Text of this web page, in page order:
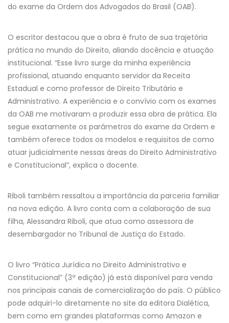
do exame da Ordem dos Advogados do Brasil (OAB).
O escritor destacou que a obra é fruto de sua trajetória
prática no mundo do Direito, aliando docência e atuação
institucional. “Esse livro surge da minha experiência
profissional, atuando enquanto servidor da Receita
Estadual e como professor de Direito Tributário e
Administrativo. A experiência e o convívio com os exames
da OAB me motivaram a produzir essa obra de prática. Ela
segue exatamente os parâmetros do exame da Ordem e
também oferece todos os modelos e requisitos de como
atuar judicialmente nessas áreas do Direito Administrativo
e Constitucional”, explica o docente.
Riboli também ressaltou a importância da parceria familiar
na nova edição. A livro conta com a colaboração de sua
filha, Alessandra Riboli, que atua como assessora de
desembargador no Tribunal de Justiça do Estado.
O livro “Prática Jurídica no Direito Administrativo e
Constitucional” (3ª edição) já está disponível para venda
nos principais canais de comercialização do país. O público
pode adquiri-lo diretamente no site da editora Dialética,
bem como em grandes plataformas como Amazon e